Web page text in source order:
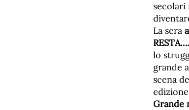
secolari
La sera
lo
grande
scena
Grande